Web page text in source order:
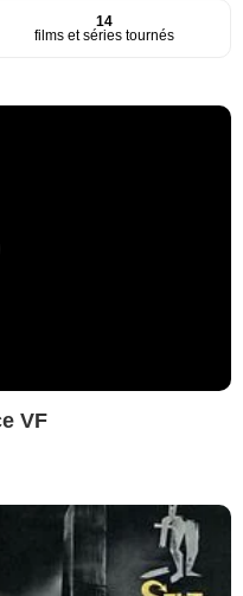
14
films et séries tournés
VF